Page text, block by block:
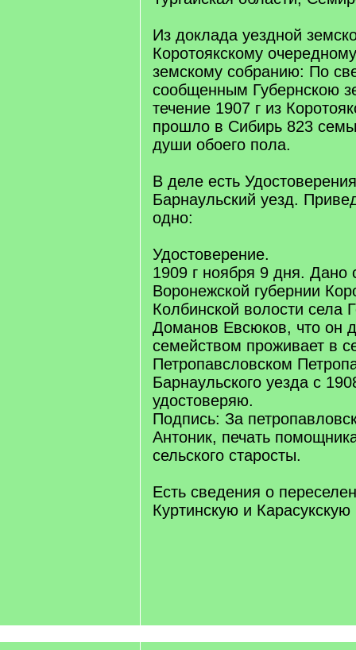
Из доклада уездной
Коротоякскому
земскому собранию: По
сообщенным Губернскою
течение 1907 г из
прошло в Сибирь 823
души обоего пола.
В деле есть
Барнаульский уезд.
одно:
Удостоверение.
1909 г ноября 9 дня. Дано
Воронежской губернии
Колбинской волости села
Доманов Евсюков, что он
семейством проживает в
Петропавсловском
Барнаульского уезда с
удостоверяю.
Подпись: За
Антоник, печать
сельского старосты.
Есть сведения о
Куртинскую и Карасукскую